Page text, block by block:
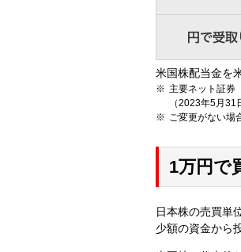
米国株配当金を
主要ネット証券
（2023年5月
ご変更がない場
1万円で
日本株の売買単
少額の資金から